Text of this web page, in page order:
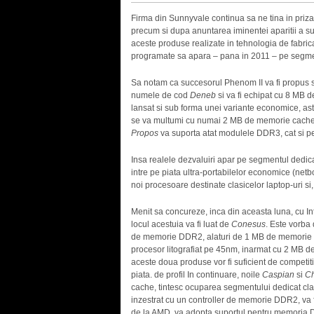
Firma din Sunnyvale continua sa ne tina in
precum si dupa anuntarea iminentei aparitii a
aceste produse realizate in tehnologia de
programate sa apara – pana in 2011 – pe
Sa notam ca succesorul Phenom II va fi
numele de cod Denebsi va fi echipat cu 8 MB
lansat si sub forma unei variante economice,
se va multumi cu numai 2 MB de memorie
Proposva suporta atat modulele DDR3, cat si
Insa realele dezvaluiri apar pe segmentul
intre pe piata ultra-portabilelor economice
noi procesoare destinate clasicelor laptop-uri
Menit sa concureze, inca din aceasta luna, cu
locul acestuia va fi luat de Conesus. Este vorba
de memorie DDR2, alaturi de 1 MB de
procesor litografiat pe 45nm, inarmat cu 2 MB
aceste doua produse vor fi suficient de
piata. de profil In continuare, noile Caspian si
cache, tintesc ocuparea segmentului dedicat
inzestrat cu un controller de memorie DDR2,